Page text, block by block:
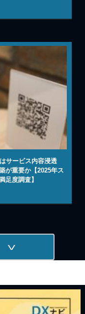
サービス内容浸透
が重要か【2025年ス
足度調査】